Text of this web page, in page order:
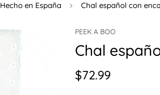
Hecho en España Chal español con
PEEK A BOO
Chal
Precio
$72.99